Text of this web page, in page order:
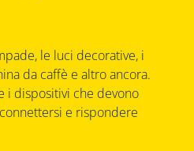
le luci decorative, i
da caffè e altro ancora.
i dispositivi che devono
e rispondere